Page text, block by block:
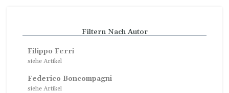
Filtern Nach Autor
Filippo Ferri
siehe Artikel
Federico Boncompagni
siehe Artikel